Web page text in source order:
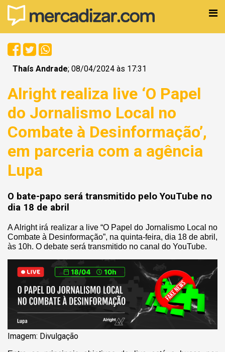
Thaís Andrade; 08/04/2024 às 17:31
Alright realiza live ‘O Papel
do Jornalismo Local no
Combate à Desinformação’,
em parceria com a agência
Lupa
O bate-papo será transmitido pelo YouTube no
dia 18 de abril
A Alright irá realizar a live “O Papel do Jornalismo Local no
Combate à Desinformação”, na quinta-feira, dia 18 de abril,
às 10h. O debate será transmitido no canal do YouTube.
Imagem: Divulgação